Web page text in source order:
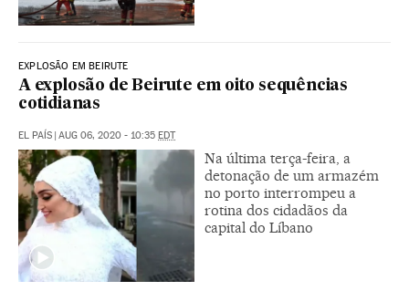
EXPLOSÃO EM BEIRUTE
A explosão de Beirute em oito sequências
cotidianas
EL PAÍS AUG 06, 2020 - 10:35 EDT
Na última terça-feira, a
detonação de um armazém
no porto interrompeu a
rotina dos cidadãos da
capital do Líbano